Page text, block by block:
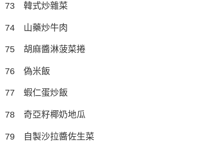
73 韓式炒雜菜
74 山藥炒牛肉
75 胡麻醬淋菠菜捲
76 偽米飯
77 蝦仁蛋炒飯
78 奇亞籽椰奶地瓜
79 自製沙拉醬佐生菜